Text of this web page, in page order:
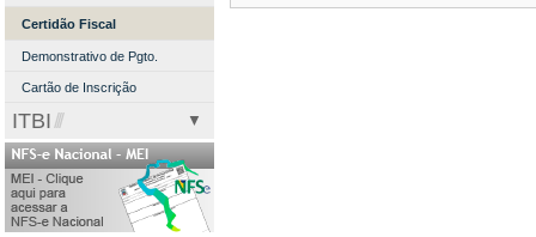
Manuais de Ajuda
Dívida Ativa
REGIN
Dívida Ativa
Certidão Fiscal
Demonstrativo de Pgto.
Cartão de Inscrição
ITBI
Informações
ITBI Eletrônico
Simular Valor